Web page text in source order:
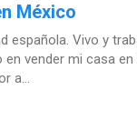
México
española. Vivo y
vender mi casa
a...